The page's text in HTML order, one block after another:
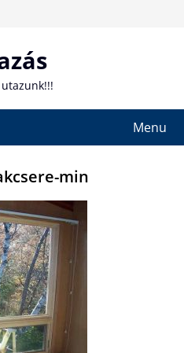
Menu
min